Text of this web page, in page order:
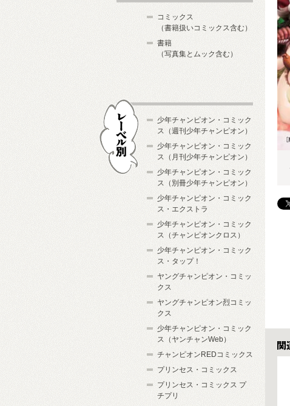
関
コミックス
（書籍扱いコミックス含む）
書籍
（写真集とムック含む）
少年チャンピオン・コミック
ス（週刊少年チャンピオン）
少年チャンピオン・コミック
ス（月刊少年チャンピオン）
少年チャンピオン・コミック
ス（別冊少年チャンピオン）
少年チャンピオン・コミック
ス・エクストラ
少年チャンピオン・コミック
ス（チャンピオンクロス）
少年チャンピオン・コミック
ス・タップ！
ヤングチャンピオン・コミッ
クス
ヤングチャンピオン烈コミッ
クス
少年チャンピオン・コミック
ス（ヤンチャンWeb）
チャンピオンREDコミックス
プリンセス・コミックス
プリンセス・コミックス プ
チプリ